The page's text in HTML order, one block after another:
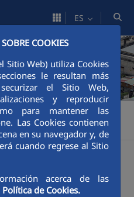
COOKIES
Sitio Web) utiliza Cookies
le resultan más
el Sitio Web,
y reproducir
para mantener las
Las Cookies contienen
en su navegador y, de
cuando regrese al Sitio
acerca de las
Política de Cookies.
ES
> Obra Civil > Obras